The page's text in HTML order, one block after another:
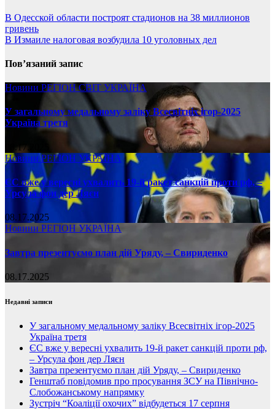
В Одесской области построят стадионов на 38 миллионов
гривень
В Измаиле налоговая возбудила 10 уголовных дел
Пов’язаний запис
Новини РЕГІОНСВІТ УКРАЇНА
У загальному медальному заліку Всесвітніх ігор-2025
Україна третя
08.17.2025
НовиниРЕГІОН УКРАЇНА
ЄС вже у вересні ухвалить 19-й ракет санкцій проти рф, –
Урсула фон дер Ляєн
08.17.2025
Новини РЕГІОН УКРАЇНА
Завтра презентуємо план дій Уряду, – Свириденко
08.17.2025
Недавні записи
У загальному медальному заліку Всесвітніх ігор-2025
Україна третя
ЄС вже у вересні ухвалить 19-й ракет санкцій проти рф,
– Урсула фон дер Ляєн
Завтра презентуємо план дій Уряду, – Свириденко
Генштаб повідомив про просування ЗСУ на Північно-
Слобожанському напрямку
Зустріч “Коаліції охочих” відбудеться 17 серпня